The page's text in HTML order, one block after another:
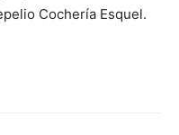
Cochería Esquel.